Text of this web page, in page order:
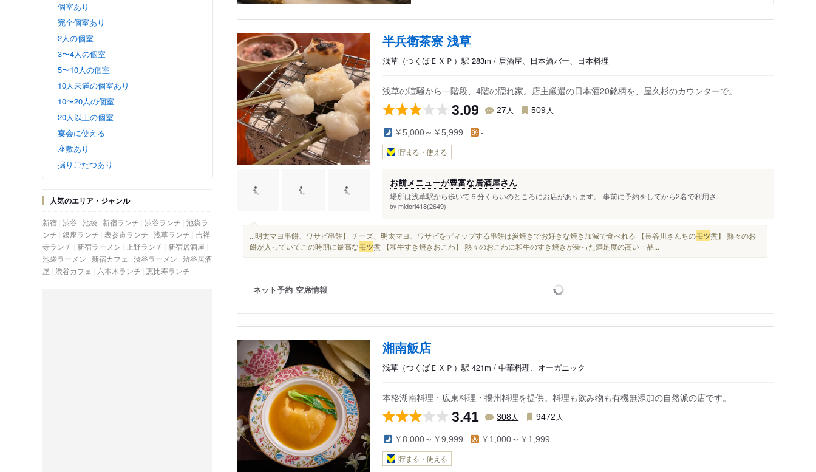
個室あり
完全個室あり
2人の個室
3〜4人の個室
5〜10人の個室
10人未満の個室あり
10〜20人の個室
20人以上の個室
宴会に使える
座敷あり
掘りごたつあり
人気のエリア・ジャンル
新宿 渋谷 池袋 新宿ランチ 渋谷ランチ 池袋ラ
ンチ 銀座ランチ 表参道ランチ 浅草ランチ 吉祥
寺ランチ
新宿ラーメン 上野ランチ
新宿居酒屋
池袋ラーメン
新宿カフェ 渋谷ラーメン 渋谷居酒
屋 渋谷カフェ 六本木ランチ 恵比寿ランチ
半兵衛茶寮 浅草
浅草（つくばＥＸＰ）駅 283m / 居酒屋、日本酒バー、日本料理
浅草の喧騒から一階段、4階の隠れ家。店主厳選の日本酒20銘柄を、屋久杉のカウンターで。
3.09 27 人 509 人
￥5,000～￥5,999 -
貯まる・使える
お餅メニューが豊富な居酒屋さん
場所は浅草駅から歩いて５分くらいのところにお店があります。 事前に予約をしてから2名で利用さ...
by midori418(2649)
...明太マヨ串餅、ワサビ串餅】 チーズ、明太マヨ、ワサビをディップする串餅は炭焼きでお好きな焼き加減で食べれる 【長谷川さんちのモツ煮】 熱々のお
餅が入っていてこの時期に最高なモツ煮 【和牛すき焼きおこわ】 熱々のおこわに和牛のすき焼きが乗った満足度の高い一品...
ネット予約 空席情報
湘南飯店
浅草（つくばＥＸＰ）駅 421m / 中華料理、オーガニック
本格湖南料理・広東料理・揚州料理を提供。料理も飲み物も有機無添加の自然派の店です。
3.41 308人 9472 人
￥8,000～￥9,999 ￥1,000～￥1,999
貯まる・使える